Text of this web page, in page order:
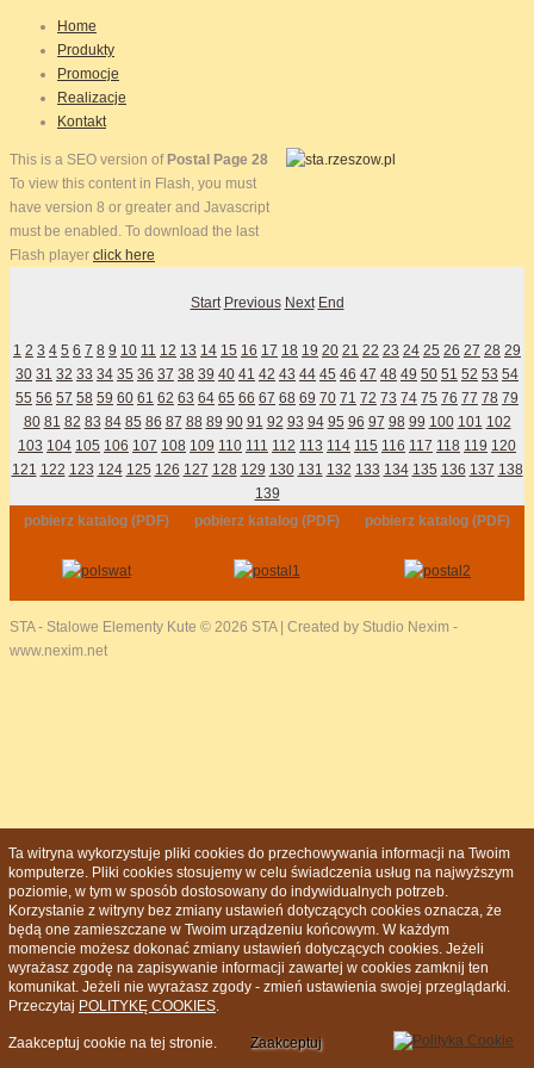
Home
Produkty
Promocje
Realizacje
Kontakt
This is a SEO version of Postal Page 28
To view this content in Flash, you must
have version 8 or greater and Javascript
must be enabled. To download the last
Flash player click here
Start Previous Next End
1 2 3 4 5 6 7 8 9 10 11 12 13 14 15 16 17 18 19 20 21 22 23 24 25 26 27 28 29
30 31 32 33 34 35 36 37 38 39 40 41 42 43 44 45 46 47 48 49 50 51 52 53 54
55 56 57 58 59 60 61 62 63 64 65 66 67 68 69 70 71 72 73 74 75 76 77 78 79
80 81 82 83 84 85 86 87 88 89 90 91 92 93 94 95 96 97 98 99 100 101 102
103 104 105 106 107 108 109 110 111 112 113 114 115 116 117 118 119 120
121 122 123 124 125 126 127 128 129 130 131 132 133 134 135 136 137 138
139
pobierz katalog (PDF)
pobierz katalog (PDF) pobierz katalog (PDF)
STA - Stalowe Elementy Kute © 2026 STA | Created by Studio Nexim -
www.nexim.net
Ta witryna wykorzystuje pliki cookies do przechowywania informacji na Twoim
komputerze. Pliki cookies stosujemy w celu świadczenia usług na najwyższym
poziomie, w tym w sposób dostosowany do indywidualnych potrzeb.
Korzystanie z witryny bez zmiany ustawień dotyczących cookies oznacza, że
będą one zamieszczane w Twoim urządzeniu końcowym. W każdym
momencie możesz dokonać zmiany ustawień dotyczących cookies. Jeżeli
wyrażasz zgodę na zapisywanie informacji zawartej w cookies zamknij ten
komunikat. Jeżeli nie wyrażasz zgody - zmień ustawienia swojej przeglądarki.
Przeczytaj POLITYKĘ COOKIES.
Zaakceptuj cookie na tej stronie. Zaakceptuj